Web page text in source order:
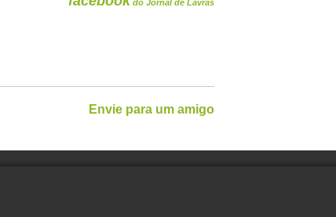
do Jornal de Lavras
Envie para um amigo